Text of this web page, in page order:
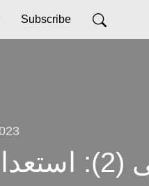
Subscribe
طراحی مسیر شغلی